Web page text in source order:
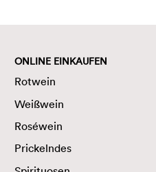
ONLINE EINKAUFEN
Rotwein
Weißwein
Roséwein
Prickelndes